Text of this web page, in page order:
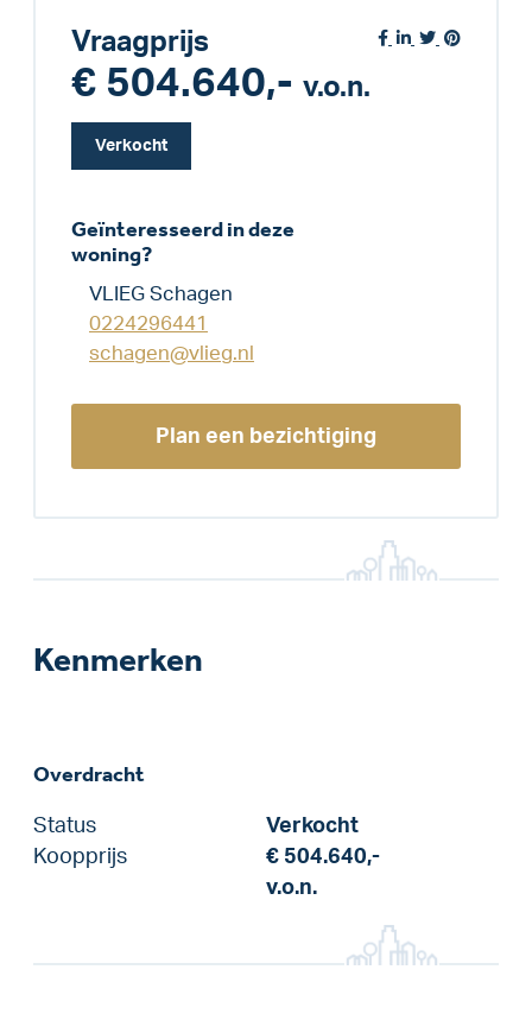
Vraagprijs
€ 504.640,- v.o.n.
Verkocht
Geïnteresseerd in deze
woning?
VLIEG Schagen
0224296441
schagen@vlieg.nl
Plan een bezichtiging
Kenmerken
Overdracht
Status
Verkocht
Koopprijs
€ 504.640,-
v.o.n.